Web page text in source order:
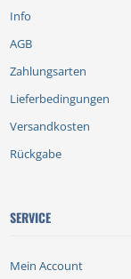
Info
AGB
Zahlungsarten
Lieferbedingungen
Versandkosten
Rückgabe
SERVICE
Mein Account